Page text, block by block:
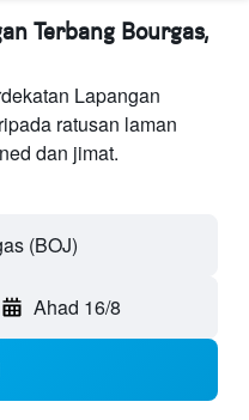
Terbang Bourgas,
Lapangan
ratusan laman
dan jimat.
(BOJ)
Ahad 16/8